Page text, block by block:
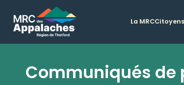
La MRCCitoyens
Communiqués de